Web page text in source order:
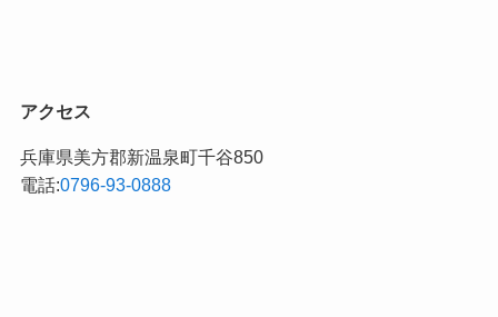
アクセス
兵庫県美方郡新温泉町千谷850
電話:0796-93-0888